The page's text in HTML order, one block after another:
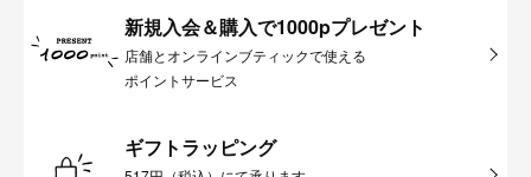
新規入会＆購入で1000pプレゼント
店舗とオンラインブティックで使える
ポイントサービス
ギフトラッピング